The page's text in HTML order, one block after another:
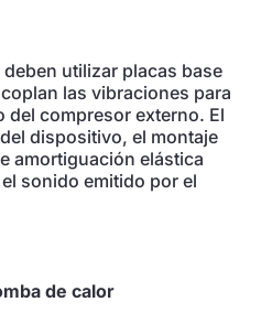
utilizar placas base
las vibraciones para
del compresor externo. El
dispositivo, el montaje
amortiguación elástica
sonido emitido por el
de calor